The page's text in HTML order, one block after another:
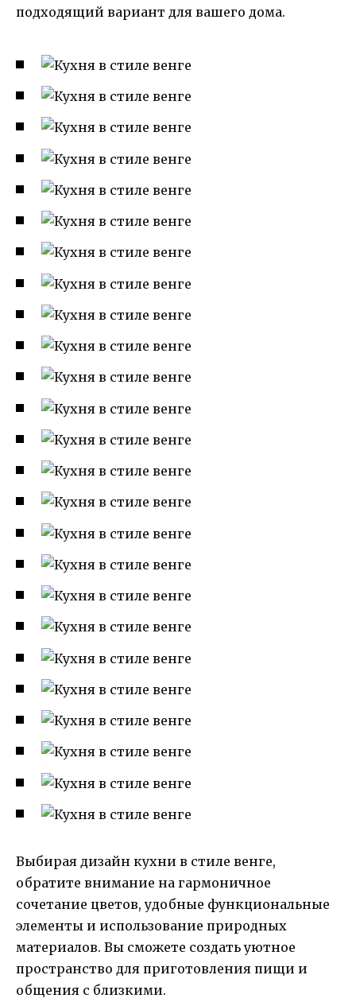
подходящий вариант для вашего дома.
Выбирая дизайн кухни в стиле венге,
обратите внимание на гармоничное
сочетание цветов, удобные функциональные
элементы и использование природных
материалов. Вы сможете создать уютное
пространство для приготовления пищи и
общения с близкими.